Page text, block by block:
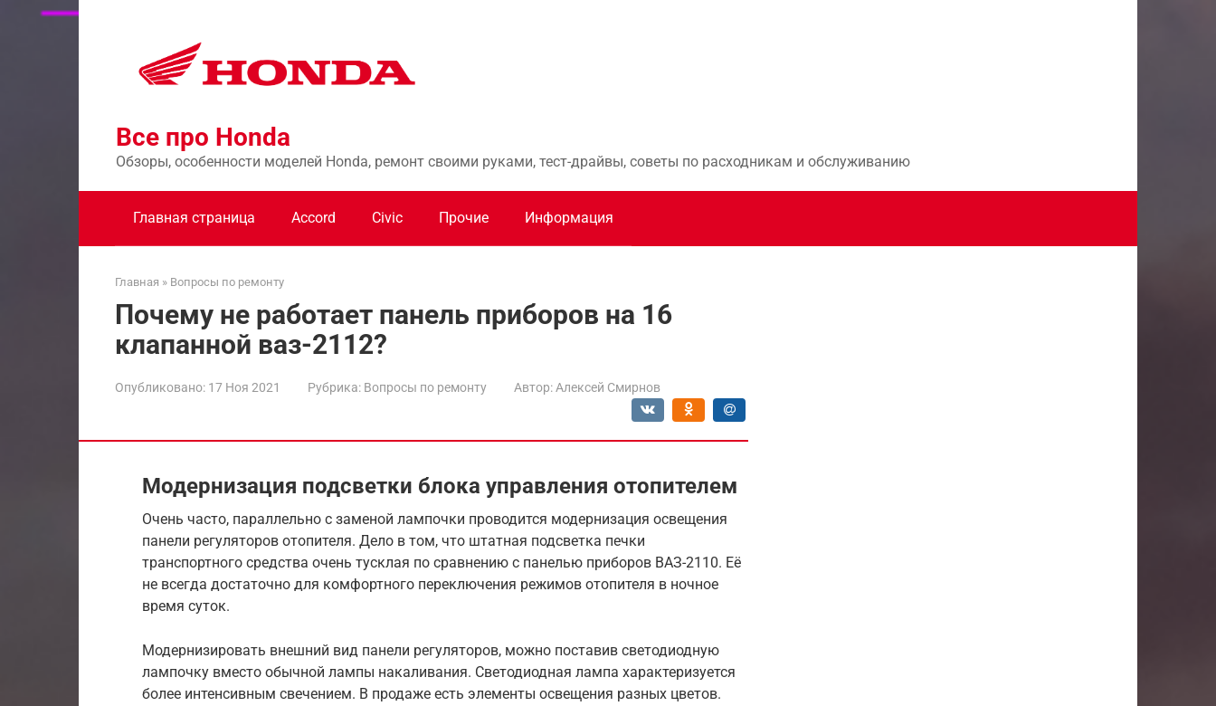
Перейти
Все про Honda
Обзоры, особенности моделей Honda, ремонт своими руками, тест-драйвы, советы по расходникам и обслуживанию
Главная страница Accord Civic Прочие Информация
Главная » Вопросы по ремонту
Почему не работает панель приборов на 16
клапанной ваз-2112?
Опубликовано: 17 Ноя 2021 Рубрика: Вопросы по ремонту Автор: Алексей Смирнов
Модернизация подсветки блока управления отопителем
Очень часто, параллельно с заменой лампочки проводится модернизация освещения
панели регуляторов отопителя. Дело в том, что штатная подсветка печки
транспортного средства очень тусклая по сравнению с панелью приборов ВАЗ-2110. Её
не всегда достаточно для комфортного переключения режимов отопителя в ночное
время суток.
Модернизировать внешний вид панели регуляторов, можно поставив светодиодную
лампочку вместо обычной лампы накаливания. Светодиодная лампа характеризуется
более интенсивным свечением. В продаже есть элементы освещения разных цветов.